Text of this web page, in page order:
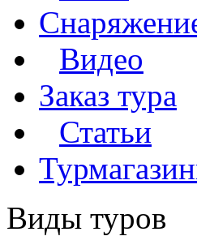
Видео
Заказ тура
Статьи
Виды туров